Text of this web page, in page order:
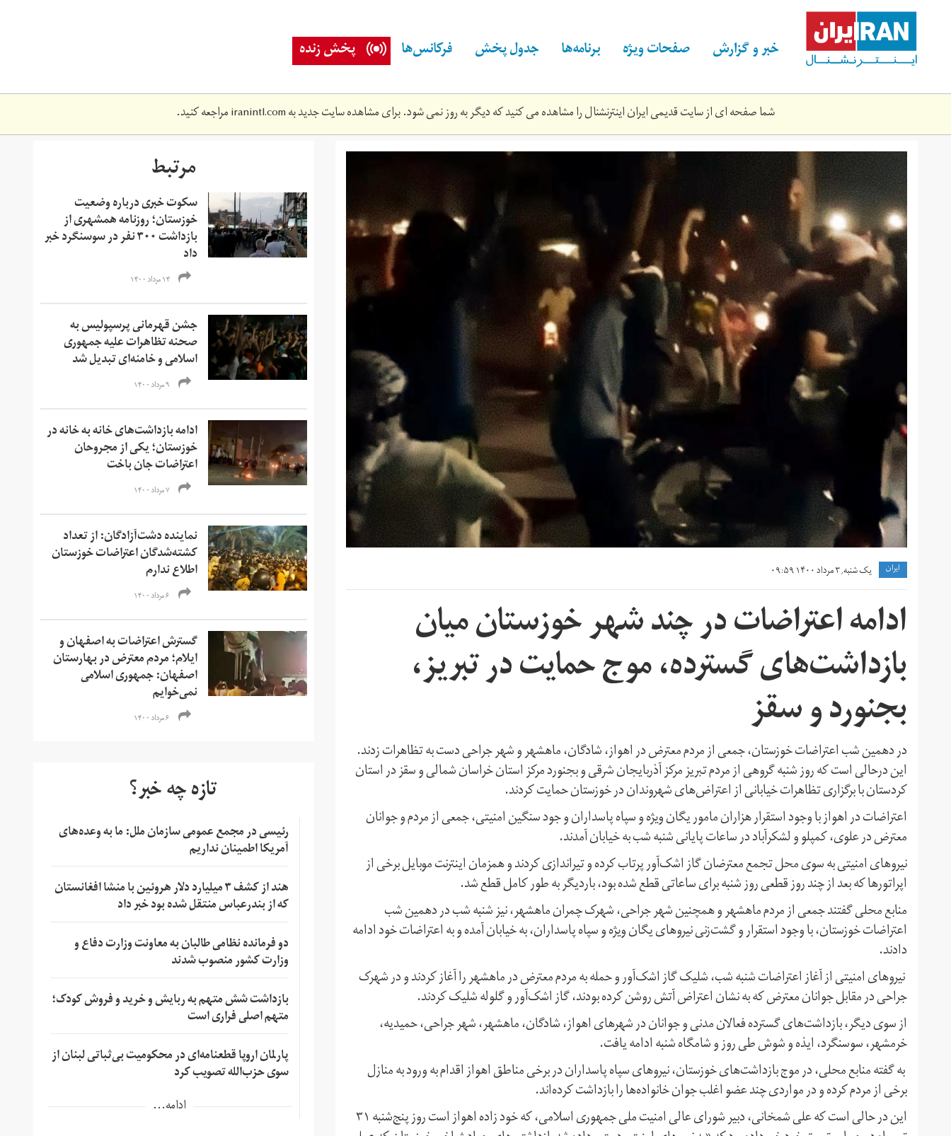
content خبر و گزارش صفحات ویژه برنامه‌ها جدول پخش فرکانس‌ها پخش زنده
شما صفحه ای از سایت قدیمی ایران اینترنشنال را مشاهده می کنید که دیگر به روز نمی شود. برای مشاهده سایت جدید بهiranintl.comمراجعه کنید.
kh-
1400.‎5.‎2-
321-
11.jpg
ايران یک شنبه, ۳ مرداد ۱۴۰۰ ۰۹:۵۹
ادامه اعتراضات در چند شهر خوزستان میان
بازداشت‌های گسترده، موج حمایت در تبریز،
بجنورد و سقز
در دهمین شب اعتراضات خوزستان، جمعی از مردم معترض در اهواز، شادگان، ماهشهر و شهر جراحی دست به تظاهرات زدند.
این درحالی است که روز شنبه گروهی از مردم تبریز مرکز آذربایجان شرقی و بجنورد مرکز استان خراسان شمالی و سقز در استان
کردستان با برگزاری تظاهرات خیابانی از اعتراض‌های شهروندان در خوزستان حمایت کردند.
اعتراضات در اهواز با وجود استقرار هزاران مامور یگان ویژه و سپاه پاسداران و جود سنگین امنیتی، جمعی از مردم و جوانان
معترض در علوی، کمپلو و لشکرآباد در ساعات پایانی شنبه شب به خیابان آمدند.
نیروهای امنیتی به سوی محل تجمع معترضان گاز اشک‌آور پرتاب کرده و تیراندازی کردند و همزمان اینترنت موبایل برخی از
اپراتورها که بعد از چند روز قطعی روز شنبه برای ساعاتی قطع شده بود، باردیگر به طور کامل قطع شد.
منابع محلی گفتند جمعی از مردم ماهشهر و همچنین شهر جراحی، شهرک چمران ماهشهر، نیز شنبه شب در دهمین شب
اعتراضات خوزستان، با وجود استقرار و گشت‌زنی نیروهای یگان ویژه و سپاه پاسداران، به خیابان آمده و به اعتراضات خود ادامه
دادند.
نیروهای امنیتی از آغاز اعتراضات شنبه شب، شلیک گاز اشک‌آور و حمله به مردم معترض در ماهشهر را آغاز کردند و در شهرک
جراحی در مقابل جوانان معترض که به نشان اعتراض آتش روشن کرده بودند، گاز اشک‌آور و گلوله شلیک کردند.
از سوی دیگر، بازداشت‌های گسترده فعالان مدنی و جوانان در شهرهای اهواز، شادگان، ماهشهر، شهر جراحی، حمیدیه،
خرمشهر، سوسنگرد، ایذه و شوش طی روز و شامگاه شنبه ادامه یافت.
به گفته منابع محلی، در موج بازداشت‌های خوزستان، نیروهای سپاه پاسداران در برخی مناطق اهواز اقدام به ورود به منازل
برخی از مردم کرده و در مواردی چند عضو اغلب جوان خانواده‌ها را بازداشت کرده‌اند.
این در حالی است که علی شمخانی، دبیر شورای عالی امنیت ملی جمهوری اسلامی، که خود زاده اهواز است روز پنج‌شنبه ۳۱
مرتبط
سکوت خبری درباره وضعیت
خوزستان؛ روزنامه همشهری از
بازداشت ۳۰۰ نفر در سوسنگرد خبر
داد
۱۴ مرداد ۱۴۰۰
جشن قهرمانی پرسپولیس به
صحنه تظاهرات علیه جمهوری
اسلامی و خامنه‌ای تبدیل شد
۹ مرداد ۱۴۰۰
ادامه بازداشت‌های خانه به خانه در
خوزستان؛ یکی از مجروحان
اعتراضات جان باخت
۷ مرداد ۱۴۰۰
نماینده دشت‌آزادگان: از تعداد
کشته‌شدگان اعتراضات خوزستان
اطلاع ندارم
۶ مرداد ۱۴۰۰
گسترش اعتراضات به اصفهان و
ایلام؛ مردم معترض در بهارستان
اصفهان: جمهوری اسلامی
نمی‌خوایم
۶ مرداد ۱۴۰۰
تازه چه خبر؟
رئیسی در مجمع عمومی سازمان ملل: ما به وعده‌های
آمریکا اطمینان نداریم
هند از کشف ۳ میلیارد دلار هروئین با منشا افغانستان
که از بندرعباس منتقل شده بود خبر داد
دو فرمانده نظامی طالبان به معاونت وزارت دفاع و
وزارت کشور منصوب شدند
بازداشت شش متهم به ربایش و خرید و فروش کودک؛
متهم اصلی فراری است
پارلمان اروپا قطعنامه‌ای در محکومیت بی‌ثباتی لبنان از
سوی حزب‌الله تصویب کرد
ادامه...